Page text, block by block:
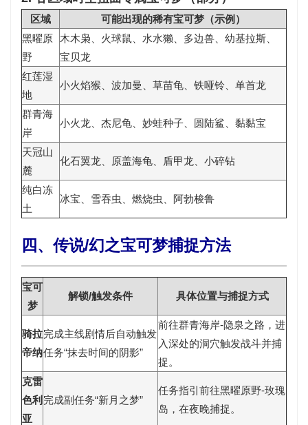
区域
可能出现的稀有宝可梦（示例）
黑曜原
野
木木枭、火球鼠、水水獭、多边兽、幼基拉斯、
宝贝龙
红莲湿
地
小火焰猴、波加曼、草苗龟、铁哑铃、单首龙
群青海
岸
小火龙、杰尼龟、妙蛙种子、圆陆鲨、黏黏宝
天冠山
麓
化石翼龙、原盖海龟、盾甲龙、小碎钻
纯白冻
土
冰宝、雪吞虫、燃烧虫、阿勃梭鲁
四、传说/幻之宝可梦捕捉方法
宝可
梦
解锁/触发条件 具体位置与捕捉方式
骑拉
帝纳
完成主线剧情后自动触发
任务“抹去时间的阴影”
前往群青海岸-隐泉之路 ，进
入深处的洞穴触发战斗并捕
捉。
克雷
色利
亚
完成副任务“新月之梦”
任务指引前往黑曜原野-玫瑰
岛 ，在夜晚捕捉。